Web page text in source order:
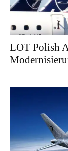
LOT Polish